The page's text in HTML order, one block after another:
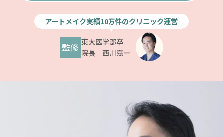
アートメイク実績10万件のクリニック運営
監修 東大医学部卒
院長 西川嘉一